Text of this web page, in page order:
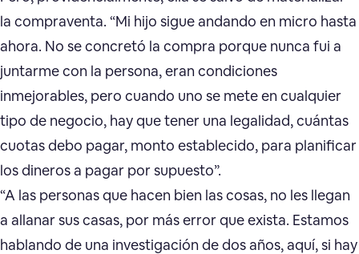
la compraventa. “Mi hijo sigue andando en micro hasta
ahora. No se concretó la compra porque nunca fui a
juntarme con la persona, eran condiciones
inmejorables, pero cuando uno se mete en cualquier
tipo de negocio, hay que tener una legalidad, cuántas
cuotas debo pagar, monto establecido, para planificar
los dineros a pagar por supuesto”.
“A las personas que hacen bien las cosas, no les llegan
a allanar sus casas, por más error que exista. Estamos
hablando de una investigación de dos años, aquí, si hay